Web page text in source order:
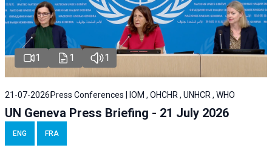
1 1 1
21-07-2026 Press Conferences | IOM , OHCHR , UNHCR , WHO
UN Geneva Press Briefing - 21 July 2026
ENG FRA